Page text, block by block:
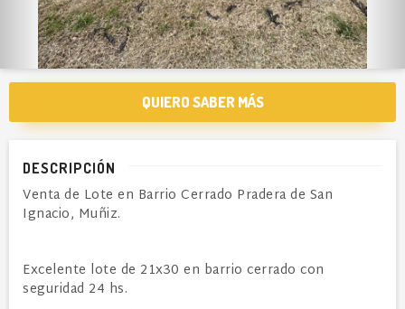
QUIERO SABER MÁS
DESCRIPCIÓN
Venta de Lote en Barrio Cerrado Pradera de San
Ignacio, Muñiz.
Excelente lote de 21x30 en barrio cerrado con
seguridad 24 hs.